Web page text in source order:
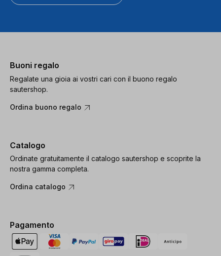
Buoni regalo
Regalate una gioia ai vostri cari con il buono regalo
sautershop.
Ordina buono regalo
Catalogo
Ordinate gratuitamente il catalogo sautershop e scoprite la
nostra gamma completa.
Ordina catalogo
Pagamento